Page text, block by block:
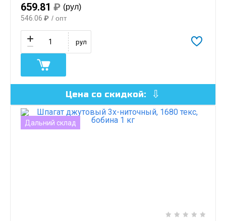
659.81 ₽ (рул)
546.06 ₽ / опт
рул
Цена со скидкой:
Дальний склад